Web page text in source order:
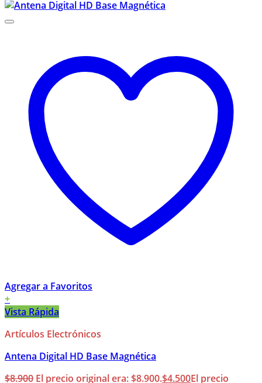
Agregar a Favoritos
+
Vista Rápida
Artículos Electrónicos
Antena Digital HD Base Magnética
$8.900 El precio original era: $8.900.$4.500El precio